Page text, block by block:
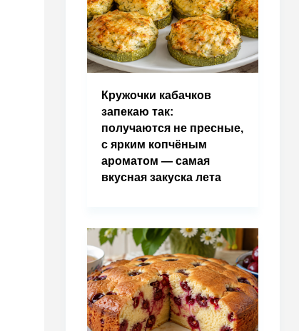
Кружочки кабачков
запекаю так:
получаются не пресные,
с ярким копчёным
ароматом — самая
вкусная закуска лета